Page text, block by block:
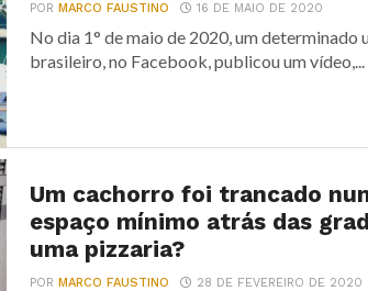
PORMARCO FAUSTINO 16 DE MAIO DE 2020
No dia 1° de maio de 2020, um determinado
brasileiro, no Facebook, publicou um vídeo,...
Um cachorro foi trancado
espaço mínimo atrás das
uma pizzaria?
PORMARCO FAUSTINO 28 DE FEVEREIRO DE 2020